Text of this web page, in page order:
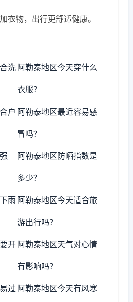
衣物，出行更舒适健康。
洗 阿勒泰地区今天穿什么
衣服？
户 阿勒泰地区最近容易感
冒吗？
阿勒泰地区防晒指数是
多少？
雨 阿勒泰地区今天适合旅
游出行吗？
开 阿勒泰地区天气对心情
有影响吗？
过 阿勒泰地区今天有风寒